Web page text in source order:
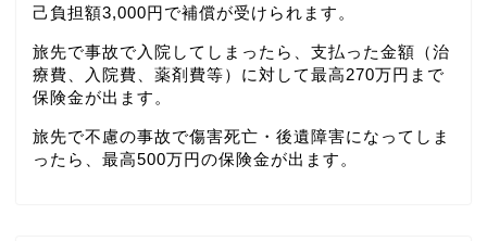
己負担額3,000円で補償が受けられます。
旅先で事故で入院してしまったら、支払った金額（治
療費、入院費、薬剤費等）に対して最高270万円まで
保険金が出ます。
旅先で不慮の事故で傷害死亡・後遺障害になってしま
ったら、最高500万円の保険金が出ます。